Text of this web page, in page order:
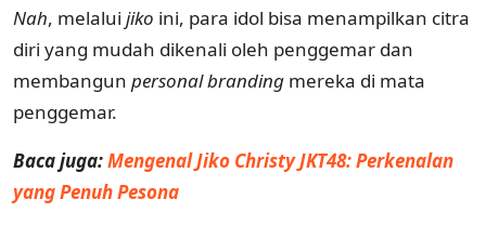
Nah, melalui jiko ini, para idol bisa menampilkan citra
diri yang mudah dikenali oleh penggemar dan
membangun personal branding mereka di mata
penggemar.
Baca juga:Mengenal Jiko Christy JKT48: Perkenalan
yang Penuh Pesona